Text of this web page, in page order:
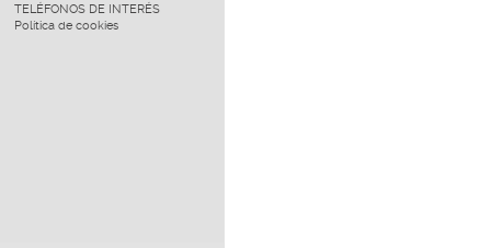
TELÉFONOS DE INTERÉS
Política de cookies